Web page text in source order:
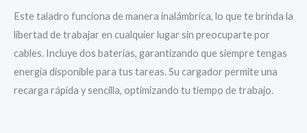
Este taladro funciona de manera inalámbrica, lo que te brinda la
libertad de trabajar en cualquier lugar sin preocuparte por
cables. Incluye dos baterías, garantizando que siempre tengas
energía disponible para tus tareas. Su cargador permite una
recarga rápida y sencilla, optimizando tu tiempo de trabajo.